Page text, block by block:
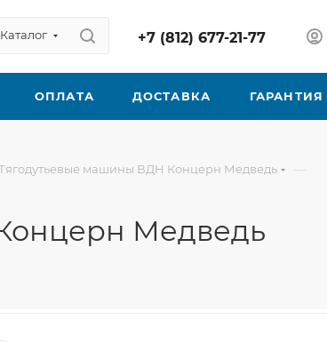
Каталог +7 (812) 677-21-77
ОПЛАТА ДОСТАВКА ГАРАНТИЯ
машины ВДН Концерн Медведь —
Медведь